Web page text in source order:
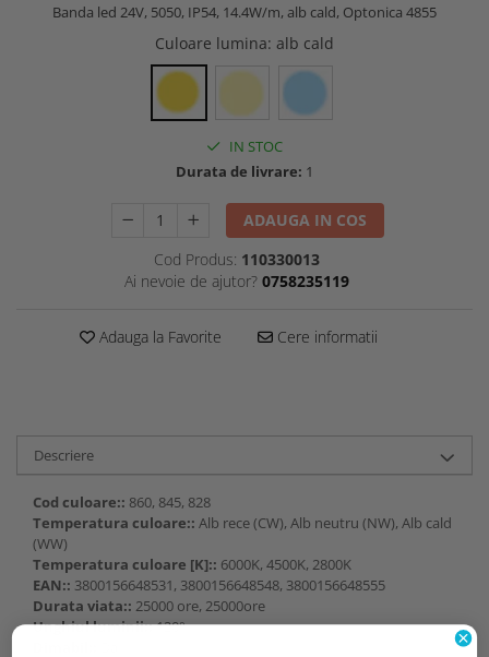
Banda led 24V, 5050, IP54, 14.4W/m, alb cald, Optonica 4855
Culoare lumina: alb cald
IN STOC
Durata de livrare: 1
ADAUGA IN COS
Cod Produs: 110330013
Ai nevoie de ajutor? 0758235119
Adauga la Favorite Cere informatii
Descriere
Cod culoare:: 860, 845, 828
Temperatura culoare:: Alb rece (CW), Alb neutru (NW), Alb cald
(WW)
Temperatura culoare [K]:: 6000K, 4500K, 2800K
EAN:: 3800156648531, 3800156648548, 3800156648555
Durata viata:: 25000 ore, 25000ore
Unghiul luminii::120°